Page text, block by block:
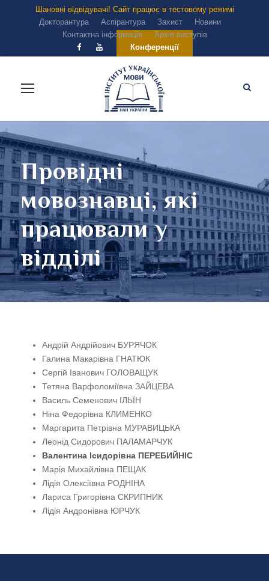
Шановні відвідувачі! Сайт працює в тестовому режимі
Докторантура
Аспірантура Захист
Новини
Контактна інформація
Архів виступів
Конференції
Провідні
мовознавці, які
працювали у
відділі
Андрій Андрійович БУРЯЧОК
Галина Макарівна ГНАТЮК
Сергій Іванович ГОЛОВАЩУК
Тетяна Варфоломіївна ЗАЙЦЕВА
Василь Семенович ІЛЬЇН
Ніна Федорівна КЛИМЕНКО
Маргарита Петрівна МУРАВИЦЬКА
Леонід Сидорович ПАЛАМАРЧУК
Валентина Ісидорівна ПЕРЕБИЙНІС
Марія Михайлівна ПЕЩАК
Лідія Олексіївна РОДНІНА
Лариса Григорівна СКРИПНИК
Лідія Андронівна ЮРЧУК